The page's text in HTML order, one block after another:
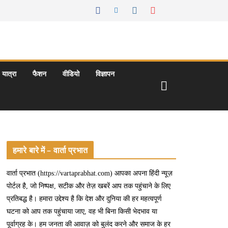
यात्रा फैशन वीडियो विज्ञापन
हमारे बारे में – वार्ता प्रभात
वार्ता प्रभात (https://vartaprabhat.com) आपका अपना हिंदी न्यूज़
पोर्टल है, जो निष्पक्ष, सटीक और तेज़ खबरें आप तक पहुंचाने के लिए
प्रतिबद्ध है। हमारा उद्देश्य है कि देश और दुनिया की हर महत्वपूर्ण
घटना को आप तक पहुंचाया जाए, वह भी बिना किसी भेदभाव या
पूर्वाग्रह के। हम जनता की आवाज़ को बुलंद करने और समाज के हर